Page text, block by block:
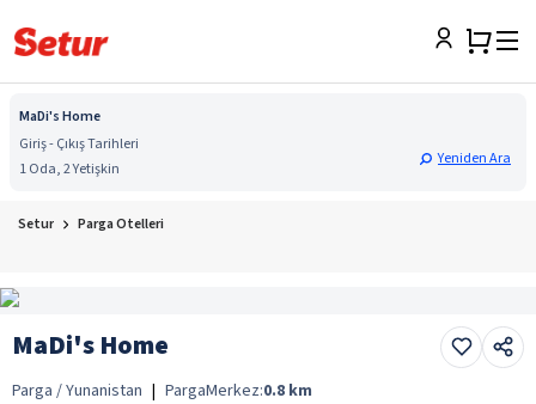
MaDi's Home
Giriş - Çıkış Tarihleri
1 Oda, 2 Yetişkin
Yeniden Ara
Setur Parga Otelleri
MaDi's Home
Parga / Yunanistan | PargaMerkez:0.8 km